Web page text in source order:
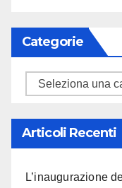
Categorie
Categorie
Articoli Recenti
L’inaugurazione